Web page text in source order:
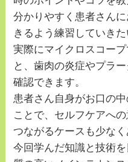
分かりやすく患者さん
きるよう練習していきた
実際にマイクロスコー
と、歯肉の炎症やプラ
確認できます。
患者さん自身がお口の
ことで、セルフケアへ
つながるケースも少なく
今回学んだ知識と技術